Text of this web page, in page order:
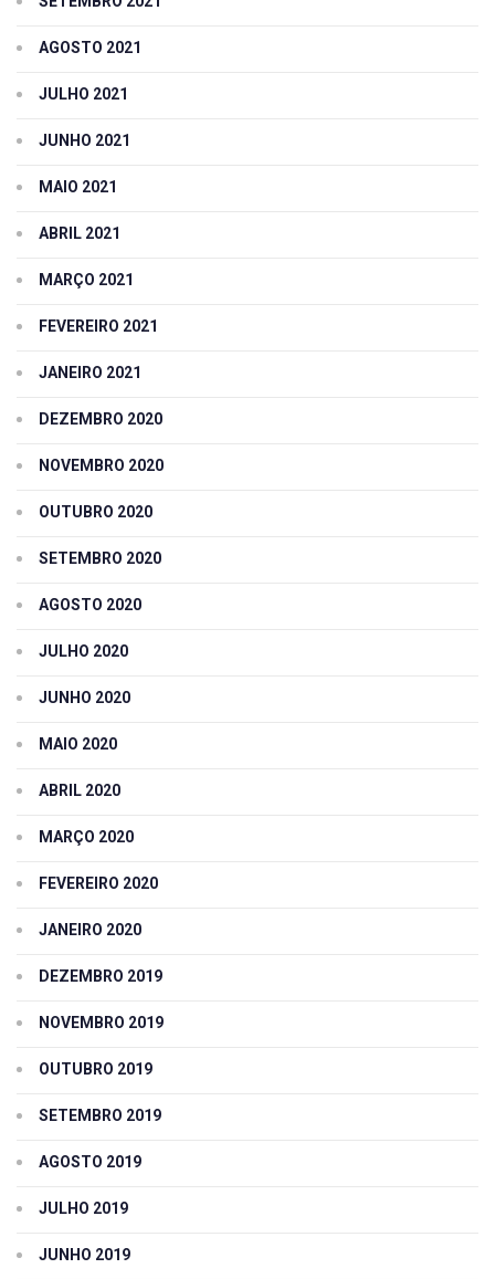
AGOSTO 2021
JULHO 2021
JUNHO 2021
MAIO 2021
ABRIL 2021
MARÇO 2021
FEVEREIRO 2021
JANEIRO 2021
DEZEMBRO 2020
NOVEMBRO 2020
OUTUBRO 2020
SETEMBRO 2020
AGOSTO 2020
JULHO 2020
JUNHO 2020
MAIO 2020
ABRIL 2020
MARÇO 2020
FEVEREIRO 2020
JANEIRO 2020
DEZEMBRO 2019
NOVEMBRO 2019
OUTUBRO 2019
SETEMBRO 2019
AGOSTO 2019
JULHO 2019
JUNHO 2019